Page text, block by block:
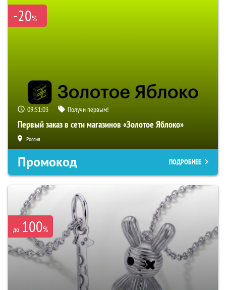
-20%
09:51:02 Получи первым!
Первый заказ в сети магазинов «Золотое Яблоко»
Россия
Промокод ПОДРОБНЕЕ
до 100%